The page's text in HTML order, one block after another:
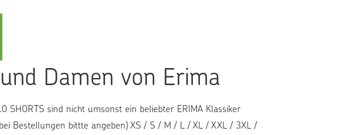
Damen von Erima
SHORTS sind nicht umsonst ein beliebter ERIMA Klassiker
Bestellungen bittte angeben) XS / S / M / L / XL / XXL / 3XL /